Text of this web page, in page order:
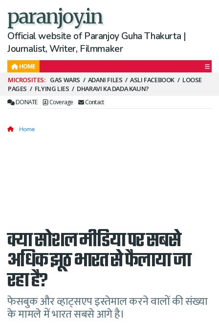
paranjoy.in
Official website of Paranjoy Guha Thakurta |
Journalist, Writer, Filmmaker
HOME
Secondary
Menu
GAS WARS ADANI FILES ASLI FACEBOOK
LOOSE
PAGES
FLYING LIES DHARAVI KA DADA KAUN?
DONATE Coverage Contact
Home
क्या सोशल मीडिया पर सबसे
अधिक झूठ भारत से फैलाया जा
रहा है?
फेसबुक और व्हाट्सएप इस्तेमाल करने वालों की संख्या
के मामले में भारत सबसे आगे है।